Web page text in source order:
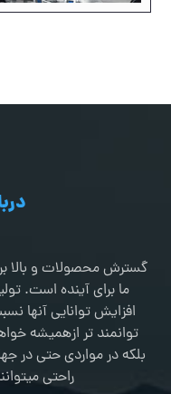
گسترش محصولات و بالا
ما برای آینده است.
افزایش توانایی آنها
توانمند تر ازهمیشه
بلکه در مواردی حتی در
راحتی